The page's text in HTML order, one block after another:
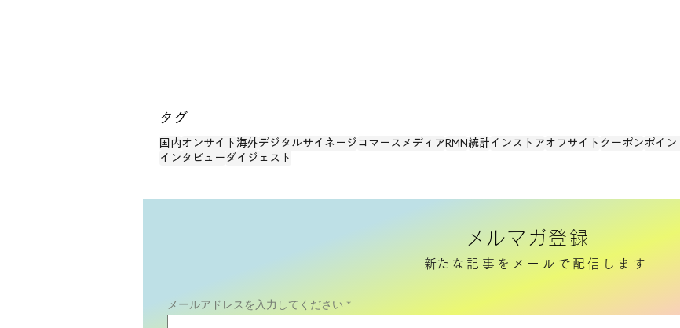
​タグ
国内オンサイト 海外デジタルサイネージ コマースメディア RMN 統計 インストアオフサイト クーポンポイン
インタビュー ダイジェスト
メルマガ登録
​新たな記事をメールで配信します
メールアドレスを入力してください